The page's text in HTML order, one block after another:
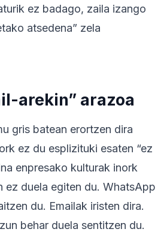
ez badago, zaila izango
atsedena” zela
arekin” arazoa
gris batean erortzen dira
ez du esplizituki esaten “ez
enpresako kulturak inork
ez duela egiten du. WhatsApp
du. Emailak iristen dira.
behar duela sentitzen du.